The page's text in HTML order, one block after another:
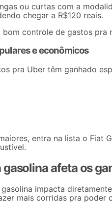
ou curtas com a
chegar a R$120 reais.
bom controle de gastos pra
e econômicos
pra Uber têm ganhado
entra na lista o Fiat
gasolina afeta os
impacta
mais corridas pra poder